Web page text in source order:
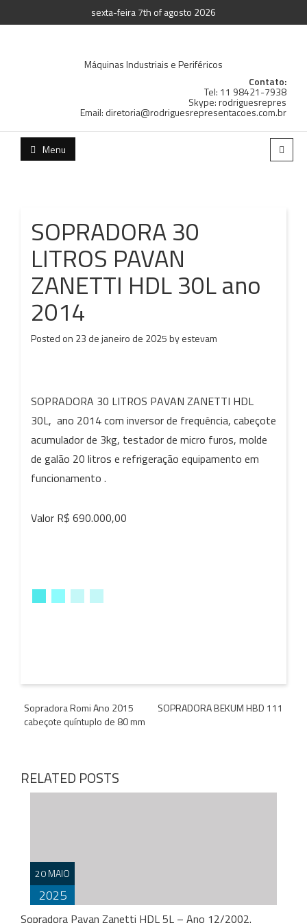
sexta-feira 7th of agosto 2026
Máquinas Industriais e Periféricos
Contato:
Tel: 11 98421-7938
Skype: rodriguesrepres
Email: diretoria@rodriguesrepresentacoes.com.br
Menu
SOPRADORA 30
LITROS PAVAN
ZANETTI HDL 30L ano
2014
Posted on 23 de janeiro de 2025byestevam
SOPRADORA 30 LITROS PAVAN ZANETTI HDL
30L, ano 2014 com inversor de frequência, cabeçote
acumulador de 3kg, testador de micro furos, molde
de galão 20 litros e refrigeração equipamento em
funcionamento .
Valor R$ 690.000,00
Navegação
de
Sopradora Romi Ano 2015
cabeçote quíntuplo de 80 mm
SOPRADORA BEKUM HBD 111
RELATED POSTS
20 MAIO
2025
Sopradora Pavan Zanetti HDL 5L – Ano 12/2002.